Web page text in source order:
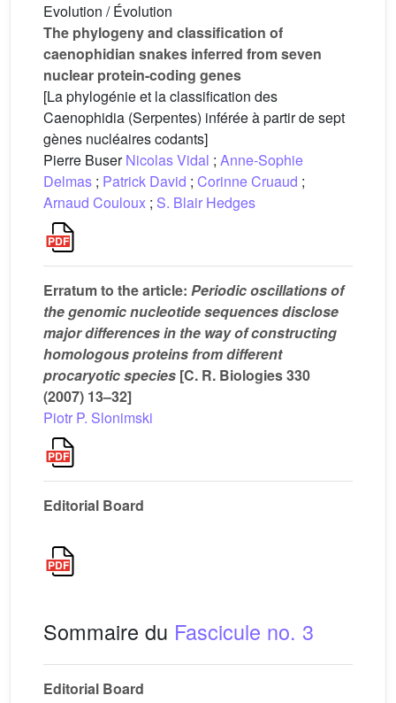
Evolution / Évolution
The phylogeny and classification of
caenophidian snakes inferred from seven
nuclear protein-coding genes
[La phylogénie et la classification des
Caenophidia (Serpentes) inférée à partir de sept
gènes nucléaires codants]
Pierre BuserNicolas Vidal ; Anne-Sophie
Delmas ; Patrick David ; Corinne Cruaud ;
Arnaud Couloux ; S. Blair Hedges
Erratum to the article: Periodic oscillations of
the genomic nucleotide sequences disclose
major differences in the way of constructing
homologous proteins from different
procaryotic species [C. R. Biologies 330
(2007) 13–32]
Piotr P. Slonimski
Editorial Board
Sommaire du Fascicule no. 3
Editorial Board